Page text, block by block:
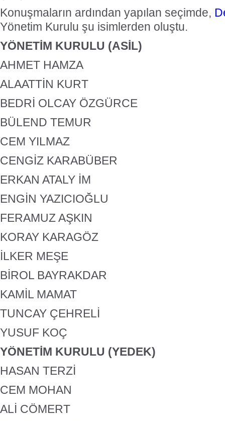
Konuşmaların ardından yapılan seçimde,
Yönetim Kurulu şu isimlerden oluştu.
YÖNETİM KURULU (ASİL)
AHMET HAMZA
ALAATTİN KURT
BEDRİ OLCAY ÖZGÜRCE
BÜLEND TEMUR
CEM YILMAZ
CENGİZ KARABÜBER
ERKAN ATALY İM
ENGİN YAZICIOĞLU
FERAMUZ AŞKIN
KORAY KARAGÖZ
İLKER MEŞE
BİROL BAYRAKDAR
KAMİL MAMAT
TUNCAY ÇEHRELİ
YUSUF KOÇ
YÖNETİM KURULU (YEDEK)
HASAN TERZİ
CEM MOHAN
ALİ CÖMERT